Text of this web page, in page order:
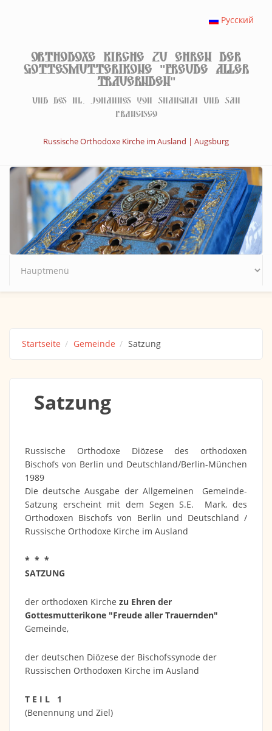
Русский
Orthodoxe Kirche zu Ehren der
Gottesmutterikone "Freude aller
Trauernden"
Und des hl. Johannes von Shanghai und San
Francisco
Russische Orthodoxe Kirche im Ausland | Augsburg
Startseite Gemeinde Satzung
Satzung
Russische Orthodoxe Diözese des orthodoxen
Bischofs von Berlin und Deutschland/Berlin-München
1989
Die deutsche Ausgabe der Allgemeinen Gemeinde-
Satzung erscheint mit dem Segen S.E. Mark, des
Orthodoxen Bischofs von Berlin und Deutschland /
Russische Orthodoxe Kirche im Ausland
* * *
SATZUNG
der orthodoxen Kirche zu Ehren der
Gottesmutterikone "Freude aller Trauernden"
Gemeinde,
der deutschen Diözese der Bischofssynode der
Russischen Orthodoxen Kirche im Ausland
T E I L 1
(Benennung und Ziel)